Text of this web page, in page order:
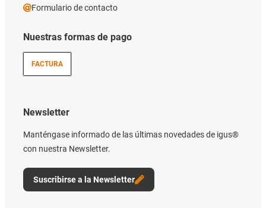
Nuestras formas de pago
FACTURA
Newsletter
Manténgase informado de las últimas novedades de igus®
con nuestra Newsletter.
Suscribirse a la Newsletter
Formulario de contacto